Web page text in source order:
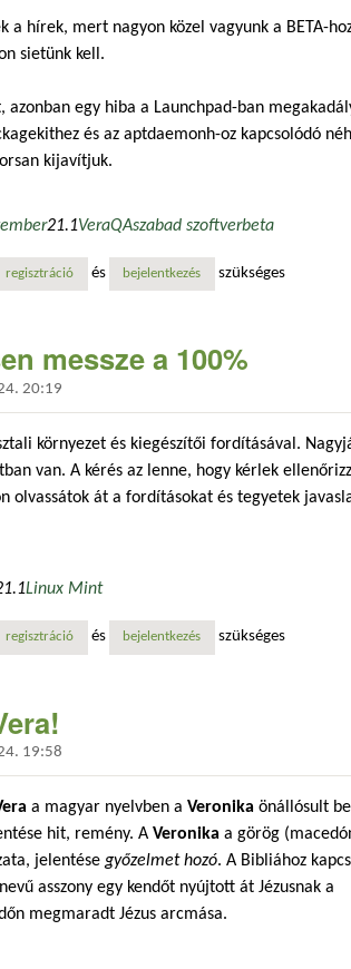
a hírek, mert nagyon közel vagyunk a BETA-
sietünk kell.
egy hiba a Launchpad-ban
és az aptdaemonh-oz kapcsolódó
kijavítjuk.
21.1VeraQAszabad szoftverbeta
2022. november tartalommal kapcsolatosan
regisztráció és bejelentkezés szükséges
messze a 100%
20:19
környezet és kiegészítői fordításával.
van. A kérés az lenne, hogy kérlek
át a fordításokat és tegyetek
Linux Mint
100% tartalommal kapcsolatosan
regisztráció és bejelentkezés szükséges
19:58
a magyar nyelvben a Veronika önállósult
hit, remény. A Veronika a görög
jelentése győzelmet hozó. A Bibliához
asszony egy kendőt nyújtott át Jézusnak a
megmaradt Jézus arcmása.